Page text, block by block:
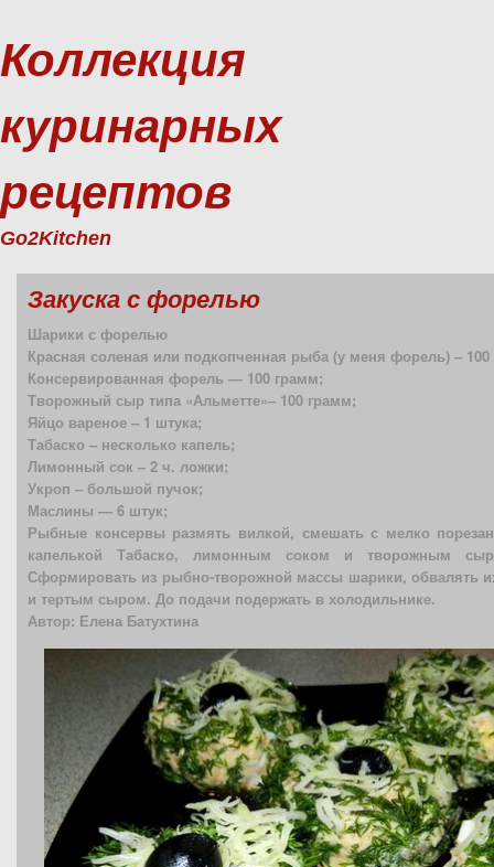
Коллекция
куринарных
рецептов
Go2Kitchen
Закуска с форелью
Шарики с форелью
Красная соленая или подкопченная рыба (у меня форель) –
Консервированная форель — 100 грамм;
Творожный сыр типа «Альметте»– 100 грамм;
Яйцо вареное – 1 штука;
Табаско – несколько капель;
Лимонный сок – 2 ч. ложки;
Укроп – большой пучок;
Маслины — 6 штук;
Рыбные консервы размять вилкой, смешать с мелко
капелькой Табаско, лимонным соком и творожным
Сформировать из рыбно-творожной массы шарики, обвалять
и тертым сыром. До подачи подержать в холодильнике.
Автор: Елена Батухтина